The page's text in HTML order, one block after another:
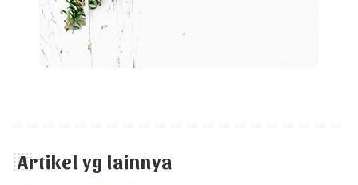
Artikel yg lainnya